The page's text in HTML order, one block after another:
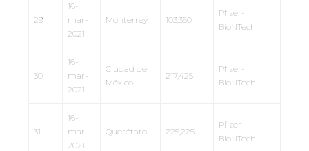
29
16-
mar-
2021
Monterrey 103,350
Pfizer-
BioNTech
30
16-
mar-
2021
Ciudad de
México
217,425
Pfizer-
BioNTech
31
16-
mar-
2021
Querétaro 225,225
Pfizer-
BioNTech